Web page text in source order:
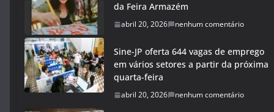
da Feira Armazém
abril 20, 2026 nenhum comentário
Sine-JP oferta 644 vagas de emprego
em vários setores a partir da próxima
quarta-feira
abril 20, 2026 nenhum comentário